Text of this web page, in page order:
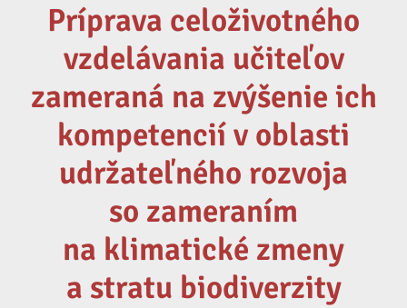
Príprava celoživotného
vzdelávania učiteľov
zameraná na zvýšenie ich
kompetencií v oblasti
udržateľného rozvoja
so zameraním
na klimatické zmeny
a stratu biodiverzity